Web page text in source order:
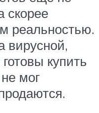
скорее
реальностью.
вирусной,
купить
мог